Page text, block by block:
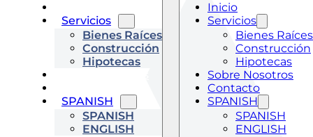
Servicios
Bienes Raíces
Construcción
Hipotecas
SPANISH
SPANISH
ENGLISH
Inicio
Servicios
Bienes Raíces
Construcción
Hipotecas
Sobre Nosotros
Contacto
SPANISH
SPANISH
ENGLISH